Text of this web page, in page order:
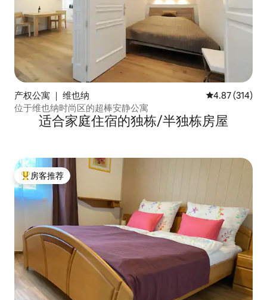
产权公寓 ｜ 维也纳 平均评分 4.87
4.87 (314)
位于维也纳时尚区的超棒安静公寓
适合家庭住宿的独栋/半独栋房屋
热门「房客推荐」
房客推荐